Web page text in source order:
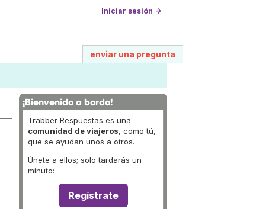
Iniciar sesión →
enviar una pregunta
¡Bienvenido a bordo!
Trabber Respuestas es una
comunidad de viajeros, como tú,
que se ayudan unos a otros.
Únete a ellos; solo tardarás un
minuto:
Regístrate